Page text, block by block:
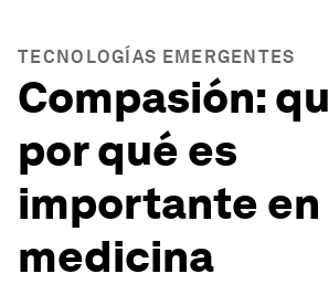
TECNOLOGÍAS EMERGENTES
Compasión:
por qué es
importante en
medicina